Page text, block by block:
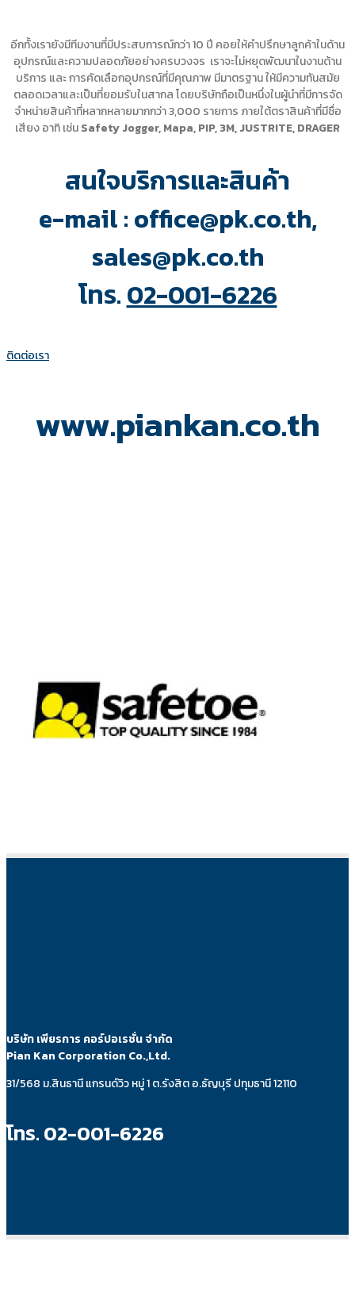
อีกทั้งเรายังมีทีมงานที่มีประสบการณ์กว่า 10 ปี คอยให้คำปรึกษาลูกค้าในด้าน
อุปกรณ์และความปลอดภัยอย่างครบวงจร เราจะไม่หยุดพัฒนาในงานด้าน
บริการ และ การคัดเลือกอุปกรณ์ที่มีคุณภาพ มีมาตรฐาน ให้มีความทันสมัย
ตลอดเวลาและเป็นที่ยอมรับในสากล โดยบริษัทถือเป็นหนึ่งในผู้นำที่มีการจัด
จำหน่ายสินค้าที่หลากหลายมากกว่า 3,000 รายการ ภายใต้ตราสินค้าที่มีชื่อ
เสียง อาทิ เช่นSafety Jogger, Mapa, PIP, 3M, JUSTRITE, DRAGER
สนใจบริการและสินค้า
e-mail : office@pk.co.th,
sales@pk.co.th
โทร.02-001-6226
ติดต่อเรา
www.piankan.co.th
บริษัท เพียรการ คอร์ปอเรชั่น จำกัด
Pian Kan Corporation Co.,Ltd.
31/568 ม.สินธานี แกรนด์วิว หมู่ 1 ต.รังสิต อ.ธัญบุรี ปทุมธานี 12110
โทร. 02-001-6226